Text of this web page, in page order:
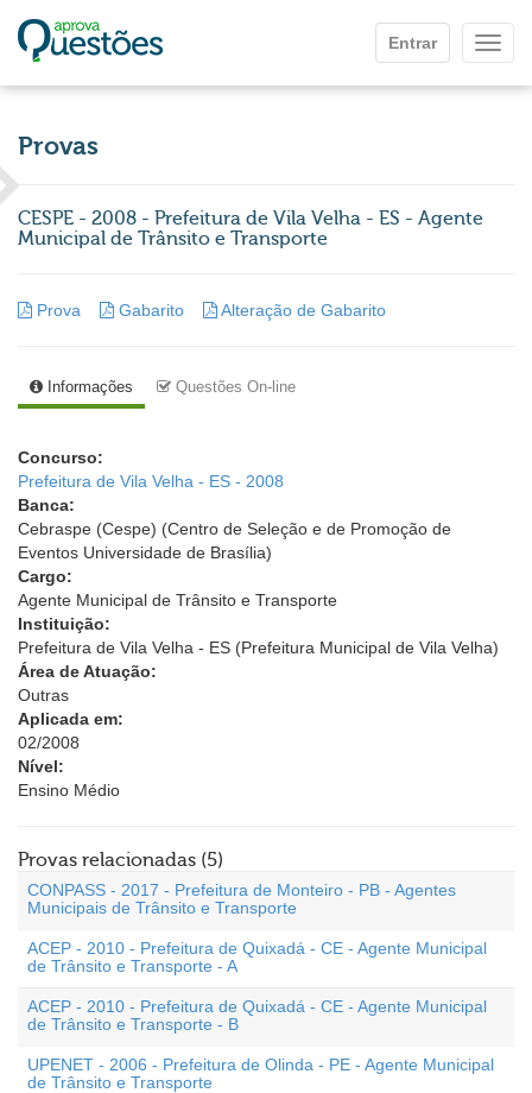
Entrar
Provas
CESPE - 2008 - Prefeitura de Vila Velha - ES - Agente
Municipal de Trânsito e Transporte
Prova Gabarito Alteração de Gabarito
Informações Questões On-line
Concurso:
Prefeitura de Vila Velha - ES - 2008
Banca:
Cebraspe (Cespe) (Centro de Seleção e de Promoção de
Eventos Universidade de Brasília)
Cargo:
Agente Municipal de Trânsito e Transporte
Instituição:
Prefeitura de Vila Velha - ES (Prefeitura Municipal de Vila Velha)
Área de Atuação:
Outras
Aplicada em:
02/2008
Nível:
Ensino Médio
Provas relacionadas (5)
CONPASS - 2017 - Prefeitura de Monteiro - PB - Agentes
Municipais de Trânsito e Transporte
ACEP - 2010 - Prefeitura de Quixadá - CE - Agente Municipal
de Trânsito e Transporte - A
ACEP - 2010 - Prefeitura de Quixadá - CE - Agente Municipal
de Trânsito e Transporte - B
UPENET - 2006 - Prefeitura de Olinda - PE - Agente Municipal
de Trânsito e Transporte